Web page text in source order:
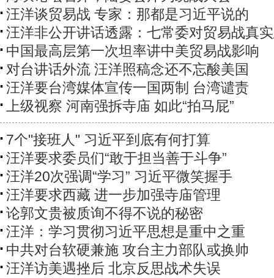
汪洋谈贸易战 专家：那都是习近平说的
汪洋非公开讲话透露：七常委对贸易战真
中国最高层第一次坦率讲中美贸易战影响
对台讲话外流 汪洋照稿念还不忘酸美国
汪洋要台湾媒体宣传一国两制 台湾谴责
上级视察 河南强拆寺庙 如此“拍马屁”
7个"接班人" 习近平到底有何打算
汪洋要求委员们“敢于担当善于斗争”
汪洋20次强调“学习” 习近平微笑握手
汪洋要求西藏 进一步加强寺庙管理
论郭文贵被质询不得不说的秘密
汪洋：学习贯彻习近平思想是重中之重
中共对台软硬兼施 攻台主力部队或换帅
汪洋访美遇挫后 北京反思战术失误